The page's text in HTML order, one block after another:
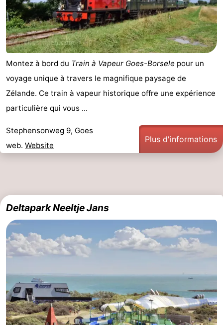
Montez à bord du Train à Vapeur Goes-Borsele pour un
voyage unique à travers le magnifique paysage de
Zélande. Ce train à vapeur historique offre une expérience
particulière qui vous ...
Stephensonweg 9, Goes
web. Website
Plus d'informations
Deltapark Neeltje Jans